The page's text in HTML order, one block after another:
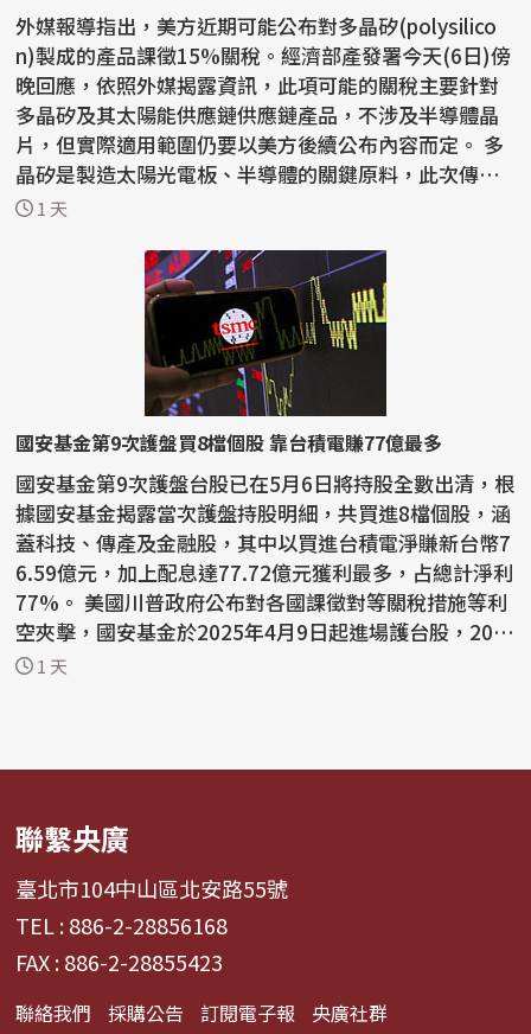
外媒報導指出，美方近期可能公布對多晶矽(polysilico
n)製成的產品課徵15%關稅。經濟部產發署今天(6日)傍
晚回應，依照外媒揭露資訊，此項可能的關稅主要針對
多晶矽及其太陽能供應鏈供應鏈產品，不涉及半導體晶
片，但實際適用範圍仍要以美方後續公布內容而定。 多
晶矽是製造太陽光電板、半導體的關鍵原料，此次傳出
美方...
1 天
國安基金第9次護盤買8檔個股 靠台積電賺77億最多
國安基金第9次護盤台股已在5月6日將持股全數出清，根
據國安基金揭露當次護盤持股明細，共買進8檔個股，涵
蓋科技、傳產及金融股，其中以買進台積電淨賺新台幣7
6.59億元，加上配息達77.72億元獲利最多，占總計淨利
77%。 美國川普政府公布對各國課徵對等關稅措施等利
空夾擊，國安基金於2025年4月9日起進場護台股，202
6...1 天
聯繫央廣
臺北市104中山區北安路55號
TEL : 886-2-28856168
FAX : 886-2-28855423
聯絡我們 採購公告 訂閱電子報 央廣社群